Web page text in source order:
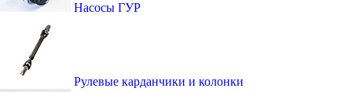
Насосы ГУР
Рулевые карданчики и колонки